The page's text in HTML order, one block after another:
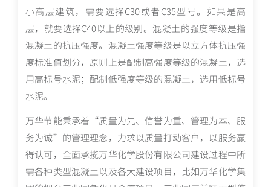
小高层建筑，需要选择C30或者C35型号。如果是高
层，就要选择C40以上的级别。混凝土的强度等级是指
混凝土的抗压强度。混凝土强度等级是以立方体抗压强
度标准值划分，原则上是配制高强度等级的混凝土，选
用高标号水泥；配制低强度等级的混凝土，选用低标号
水泥。
万华节能秉承着“质量为先、信誉为重、管理为本、服
务为诚”的管理理念，力求以质量打动客户，以服务赢
得认可，全面承揽万华化学股份有限公司建设过程中所
需各种类型混凝土以及各大建设项目，比如万华化学集